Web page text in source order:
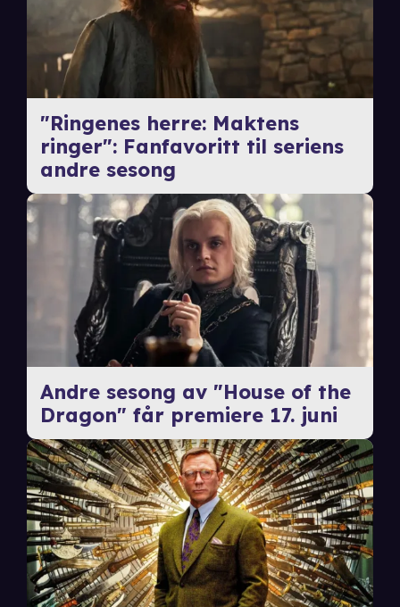
"Ringenes herre: Maktens
ringer": Fanfavoritt til seriens
andre sesong
Andre sesong av "House of the
Dragon" får premiere 17. juni